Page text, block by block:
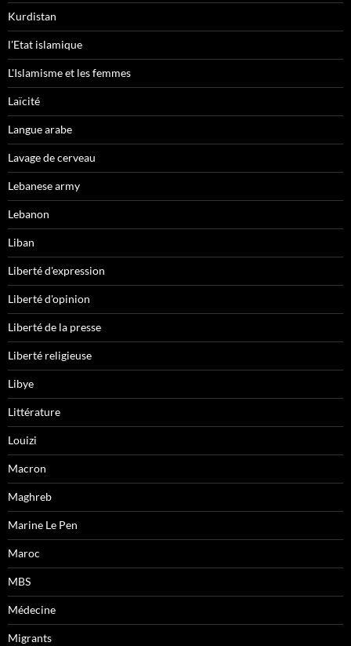
Kurdistan
l'Etat islamique
L'Islamisme et les femmes
Laïcité
Langue arabe
Lavage de cerveau
Lebanese army
Lebanon
Liban
Liberté d'expression
Liberté d'opinion
Liberté de la presse
Liberté religieuse
Libye
Littérature
Louizi
Macron
Maghreb
Marine Le Pen
Maroc
MBS
Médecine
Migrants